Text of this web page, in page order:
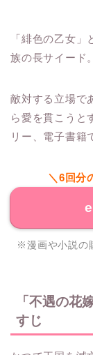
「緋色の乙女
族の長サイード。
敵対する立場で
ら愛を貫こうと
リー、電子書籍
＼6回分
※漫画や小説の
「不遇の花
すじ